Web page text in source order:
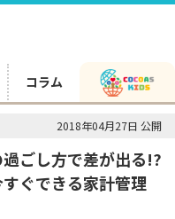
コラム
2018年04月27日 公開
ごし方で差が出る!?
ぐできる家計管理